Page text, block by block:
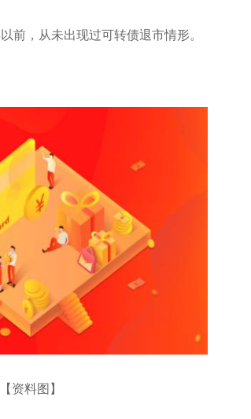
前，从未出现过可转债退市情形。
【资料图】